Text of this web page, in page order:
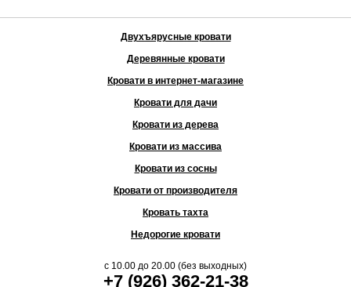
Двухъярусные кровати
Деревянные кровати
Кровати в интернет-магазине
Кровати для дачи
Кровати из дерева
Кровати из массива
Кровати из сосны
Кровати от производителя
Кровать тахта
Недорогие кровати
с 10.00 до 20.00 (без выходных)
+7 (926) 362-21-38